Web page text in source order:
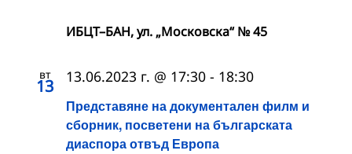
ИБЦТ–БАН, ул. „Московска“ № 45
вт
13
Представяне на документален филм и
сборник, посветени на българската
диаспора отвъд Европа
13.06.2023 г. @ 17:30 - 18:30